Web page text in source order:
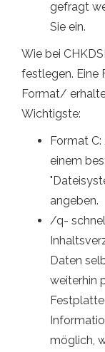
gefragt
Sie ein.
Wie bei
festlegen. Eine
Format/
Wichtigste:
Format
einem
angeben.
/q-
Daten
weiterhin
möglich,